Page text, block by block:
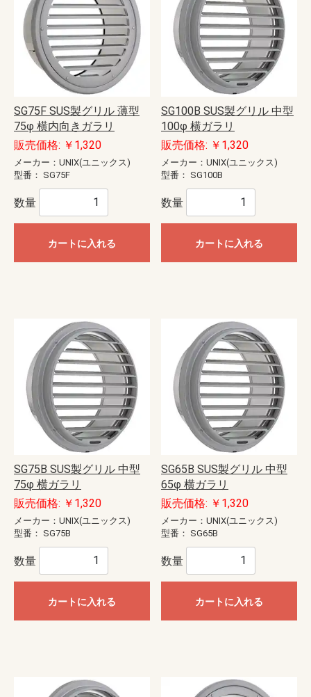
SG75F SUS製グリル 薄型
75φ 横内向きガラリ
販売価格: ￥1,320
メーカー：UNIX(ユニックス)
型番： SG75F
数量
カートに入れる
SG100B SUS製グリル 中型
100φ 横ガラリ
販売価格: ￥1,320
メーカー：UNIX(ユニックス)
型番： SG100B
数量
カートに入れる
SG75B SUS製グリル 中型
75φ 横ガラリ
販売価格: ￥1,320
メーカー：UNIX(ユニックス)
型番： SG75B
数量
カートに入れる
SG65B SUS製グリル 中型
65φ 横ガラリ
販売価格: ￥1,320
メーカー：UNIX(ユニックス)
型番： SG65B
数量
カートに入れる